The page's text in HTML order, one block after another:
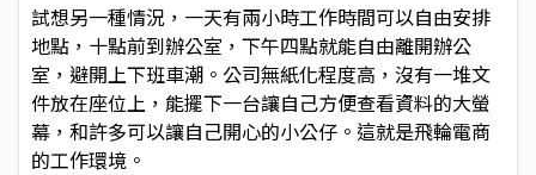
試想另一種情況，一天有兩小時工作時間可以自由安排
地點，十點前到辦公室，下午四點就能自由離開辦公
室，避開上下班車潮。公司無紙化程度高，沒有一堆文
件放在座位上，能擺下一台讓自己方便查看資料的大螢
幕，和許多可以讓自己開心的小公仔。這就是飛輪電商
的工作環境 。